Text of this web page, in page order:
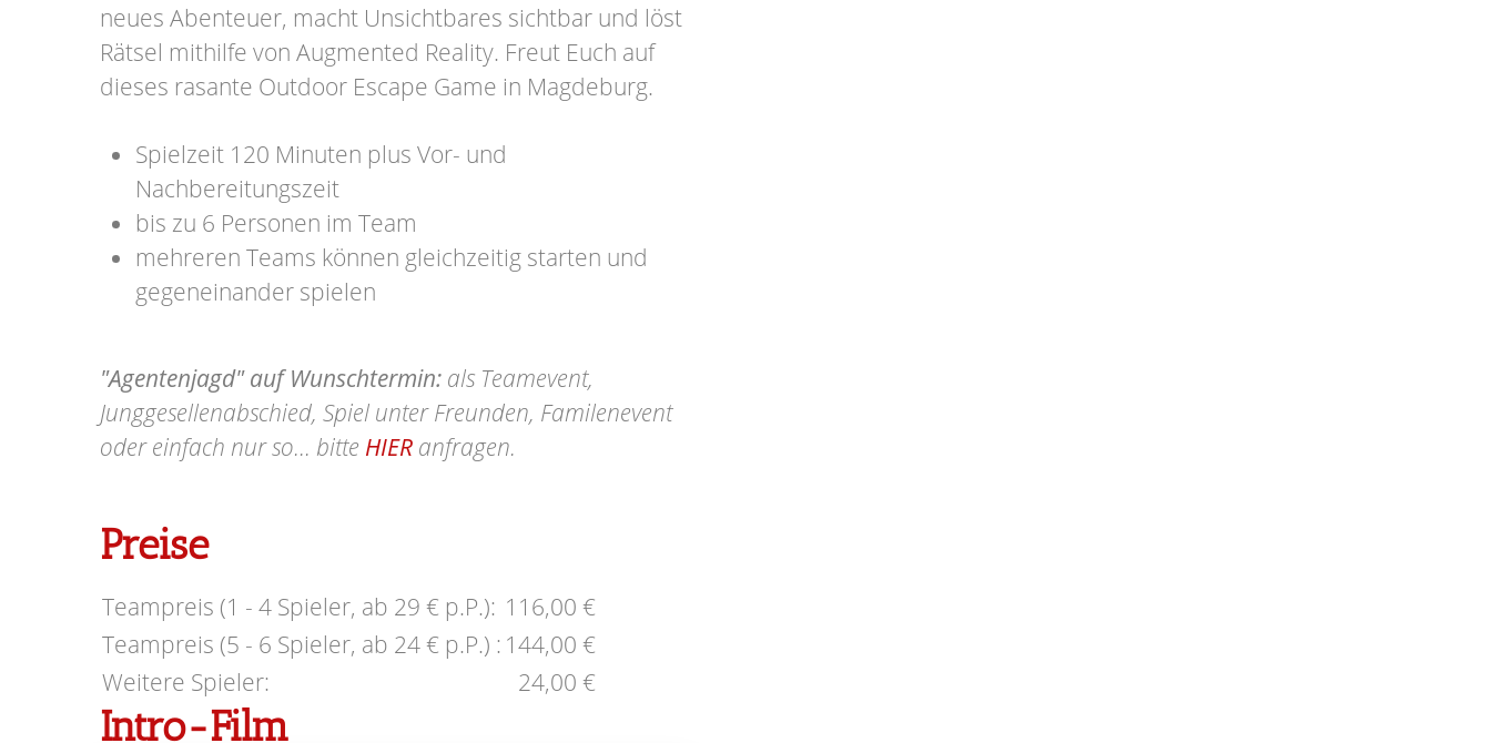
neues Abenteuer, macht Unsichtbares sichtbar und löst
Rätsel mithilfe von Augmented Reality. Freut Euch auf
dieses rasante Outdoor Escape Game in Magdeburg.
Spielzeit 120 Minuten plus Vor- und
Nachbereitungszeit
bis zu 6 Personen im Team
mehreren Teams können gleichzeitig starten und
gegeneinander spielen
"Agentenjagd" auf Wunschtermin: als Teamevent,
Junggesellenabschied, Spiel unter Freunden, Familenevent
oder einfach nur so... bitte HIER anfragen.
Preise
Teampreis (1 - 4 Spieler, ab 29 € p.P.): 116,00 €
Teampreis (5 - 6 Spieler, ab 24 € p.P.) : 144,00 €
Weitere Spieler:
24,00 €
Intro-Film